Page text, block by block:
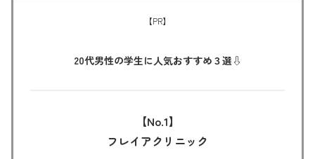
【PR】
20代男性の学生に人気おすすめ３選⇩
【No.1】
フレイアクリニック